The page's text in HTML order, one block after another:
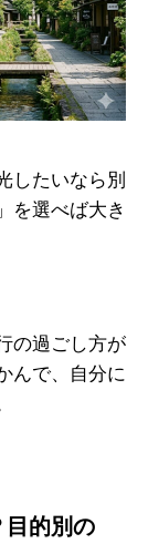
したいなら別
を選べば大き
の過ごし方が
んで、自分に
目的別の